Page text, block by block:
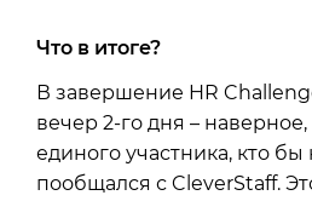
Что в итоге?
В завершение HR
вечер 2-го дня –
единого участника, кто
пообщался с CleverStaff.